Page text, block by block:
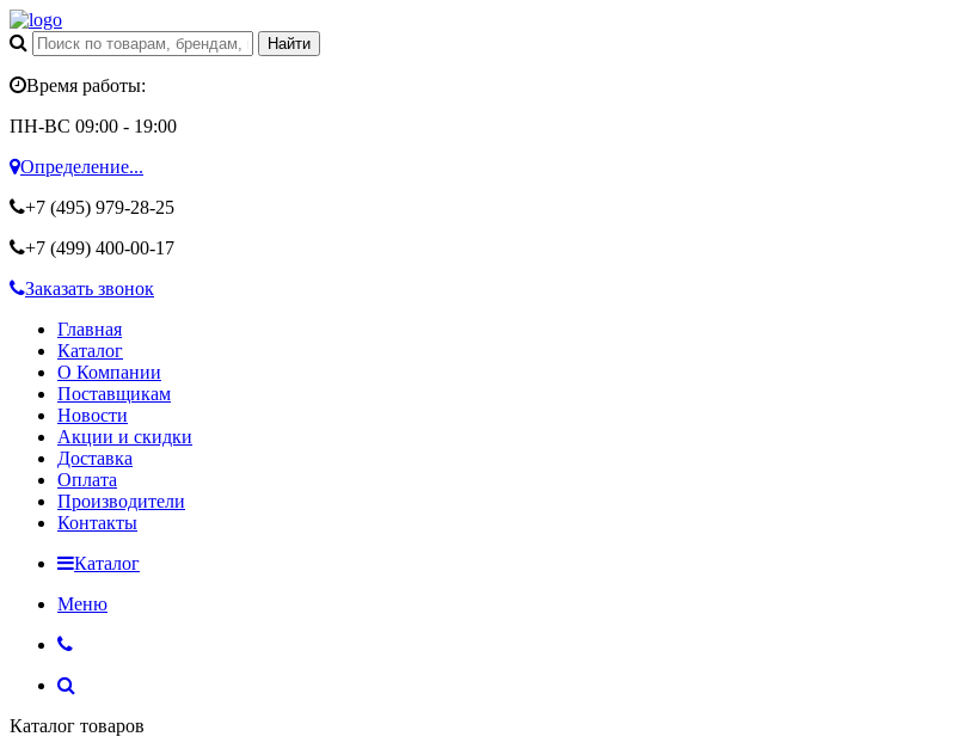
Время работы:
ПН-ВС 09:00 - 19:00
Определение...
+7 (495) 979-28-25
+7 (499) 400-00-17
Заказать звонок
Главная
Каталог
О Компании
Поставщикам
Новости
Акции и скидки
Доставка
Оплата
Производители
Контакты
Каталог
Меню
Каталог товаров